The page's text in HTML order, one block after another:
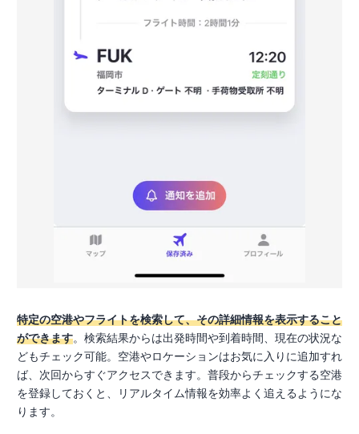
特定の空港やフライトを検索して、その詳細情報を表示すること
ができます。検索結果からは出発時間や到着時間、現在の状況な
どもチェック可能。空港やロケーションはお気に入りに追加すれ
ば、次回からすぐアクセスできます。普段からチェックする空港
を登録しておくと、リアルタイム情報を効率よく追えるようにな
ります。